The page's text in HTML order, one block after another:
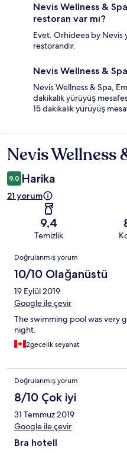
Nevis Wellness &
restoran var mı?
Evet. Orhideea by Nevis
restorandır.
Nevis Wellness &
Nevis Wellness & Spa,
dakikalık yürüyüş
15 dakikalık yürüyüş
Yorumlar
Nevis Wellness
9,0 Harika
21 yorum
9,4
Temizlik
Yorumlar
Doğrulanmış yorum
10/10 Olağanüstü
19 Eylül 2019
Google ile çevir
The swimming pool was very
night.
2gecelik seyahat
Doğrulanmış yorum
8/10 Çok iyi
31 Temmuz 2019
Google ile çevir
Bra hotell